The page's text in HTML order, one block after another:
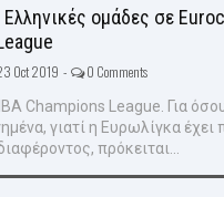
Ελληνικές ομάδες σε
Oct 2019 - 0 Comments
Champions League. Για
γιατί η Ευρωλίγκα έχει
πρόκειται...